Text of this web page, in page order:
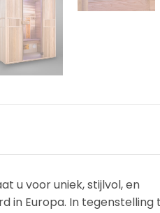
u voor uniek, stijlvol, en
in Europa. In